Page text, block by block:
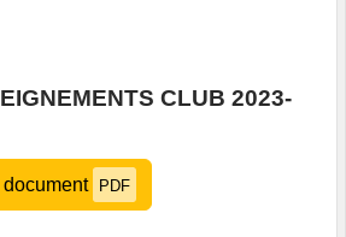
CLUB 2023-
PDF